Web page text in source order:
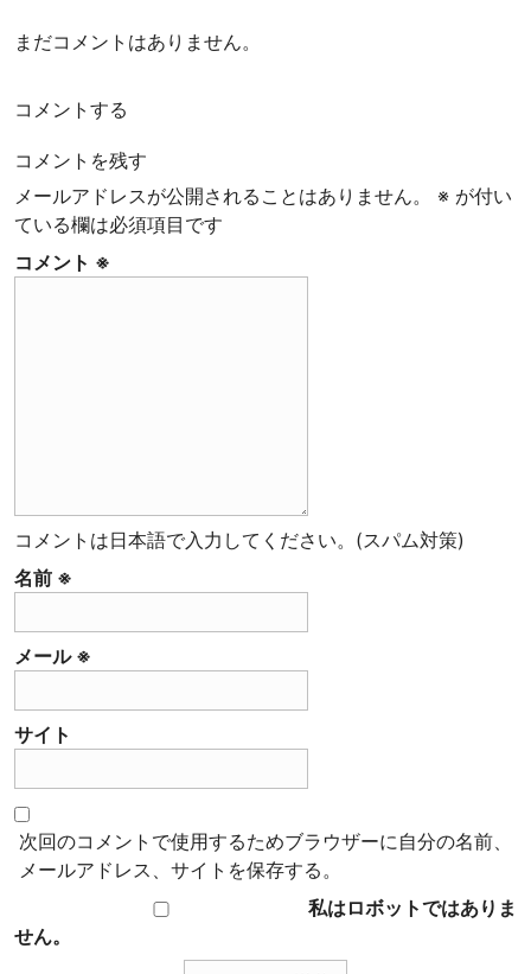
まだコメントはありません。
コメントする
コメントを残す
メールアドレスが公開されることはありません。
※ が付い
ている欄は必須項目です
コメント ※
コメントは日本語で入力してください。(スパム対策)
名前 ※
メール ※
サイト
次回のコメントで使用するためブラウザーに自分の名前、
メールアドレス、サイトを保存する。
私はロボットではありま
せん。